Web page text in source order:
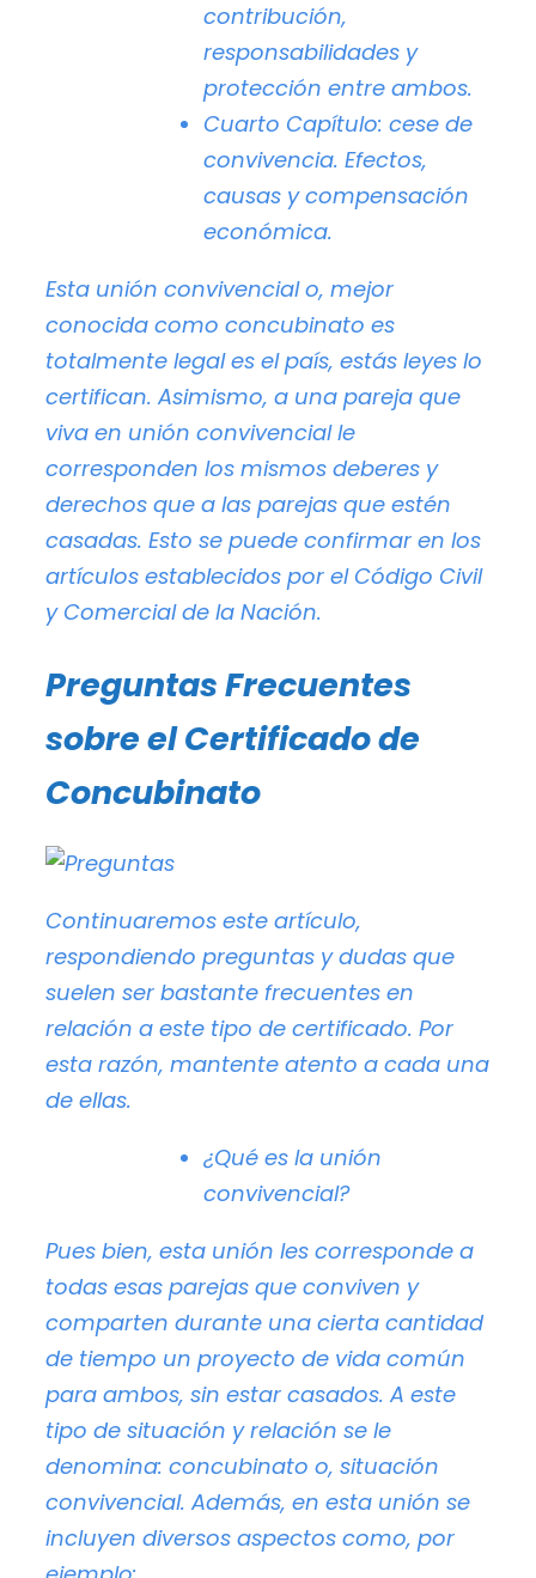
contribución,
responsabilidades y
protección entre ambos.
Cuarto Capítulo: cese de
convivencia. Efectos,
causas y compensación
económica.
Esta unión convivencial o, mejor
conocida como concubinato es
totalmente legal es el país, estás leyes lo
certifican. Asimismo, a una pareja que
viva en unión convivencial le
corresponden los mismos deberes y
derechos que a las parejas que estén
casadas. Esto se puede confirmar en los
artículos establecidos por el Código Civil
y Comercial de la Nación.
Preguntas Frecuentes
sobre el Certificado de
Concubinato
Continuaremos este artículo,
respondiendo preguntas y dudas que
suelen ser bastante frecuentes en
relación a este tipo de certificado. Por
esta razón, mantente atento a cada una
de ellas.
¿Qué es la unión
convivencial?
Pues bien, esta unión les corresponde a
todas esas parejas que conviven y
comparten durante una cierta cantidad
de tiempo un proyecto de vida común
para ambos, sin estar casados. A este
tipo de situación y relación se le
denomina: concubinato o, situación
convivencial. Además, en esta unión se
incluyen diversos aspectos como, por